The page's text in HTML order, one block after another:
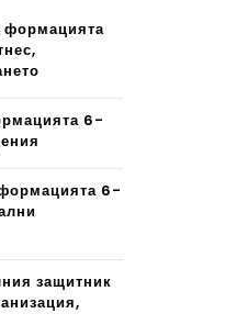
формацията
6-
6-
защитник